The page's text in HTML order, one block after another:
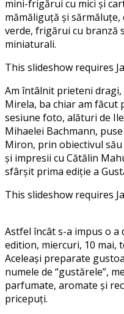
mini-frigărui cu mici și
mămăliguță și sărmăluțe,
verde, frigărui cu branză
miniaturali.
This slideshow requires
Am întâlnit prieteni dragi,
Mirela, ba chiar am făcut
sesiune foto, alături de
Mihaelei Bachmann,
Miron, prin obiectivul
și impresii cu Cătălin
sfârșit prima ediție a
This slideshow requires
Astfel încât s-a impus o a
edition, miercuri, 10 mai,
Aceleași preparate
numele de “gustărele”,
parfumate, aromate și
pricepuți.